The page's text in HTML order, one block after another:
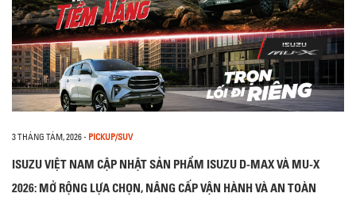
3 THÁNG TÁM, 2026- PICKUP/SUV
ISUZU VIỆT NAM CẬP NHẬT SẢN PHẨM ISUZU D-MAX VÀ MU-X
2026: MỞ RỘNG LỰA CHỌN, NÂNG CẤP VẬN HÀNH VÀ AN TOÀN